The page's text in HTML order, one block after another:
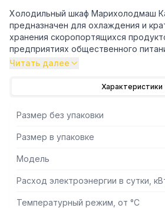
Холодильный шкаф Марихолодмаш
предназначен для охлаждения и
хранения скоропортящихся
предприятиях общественного
пенополиуретановым заполнением.
размораживания.
- Автоматическое выпаривание
-Герметичность внутреннего
счет эластичного дверного
- Светодиодная подсветка
Опции
Читать далее
Характеристики
Размер без упаковки
Размер в упаковке
Модель
Расход электроэнергии в сутки,
Температурный режим, от °С